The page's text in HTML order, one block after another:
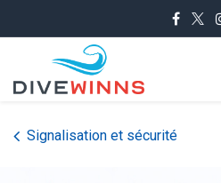
Signalisation et sécurité